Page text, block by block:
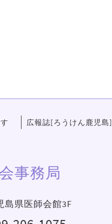
広報誌[ろうけん鹿児島]
事務局
島県医師会館3F